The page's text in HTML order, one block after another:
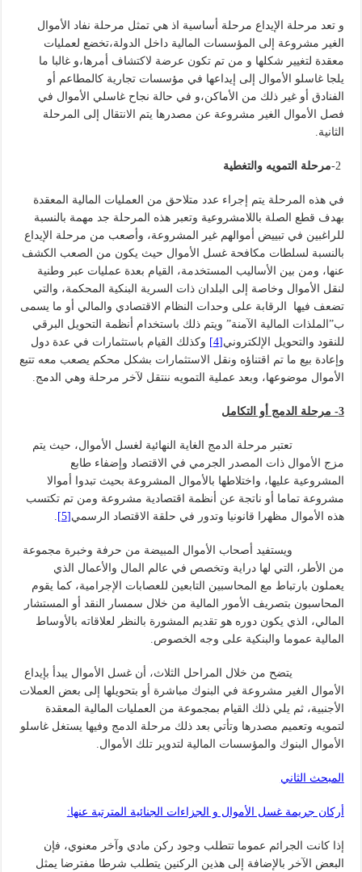
و تعد مرحلة الإيداع مرحلة أساسية اذ هي تمثل مرحلة نفاد الأموال
الغير مشروعة إلى المؤسسات المالية داخل الدولة،تخضع لعمليات
معقدة لتغيير شكلها و من تم تكون عرضة لاكتشاف أمرها،و غالبا ما
يلجا غاسلو الأموال إلى إيداعها في مؤسسات تجارية كالمطاعم أو
الفنادق أو غير ذلك من الأماكن،و في حالة نجاح غاسلي الأموال في
فصل الأموال الغير مشروعة عن مصدرها يتم الانتقال إلى المرحلة
الثانية.
2- مرحلة التمويه والتغطية
في هذه المرحلة يتم إجراء عدد متلاحق من العمليات المالية المعقدة
بهدف قطع الصلة باللامشروعية وتعبر هذه المرحلة جد مهمة بالنسبة
للراغبين في تبييض أموالهم غير المشروعة، وأصعب من مرحلة الإيداع
بالنسبة لسلطات مكافحة غسل الأموال حيث يكون من الصعب الكشف
عنها، ومن بين الأساليب المستخدمة، القيام بعدة عمليات عبر وطنية
لنقل الأموال وخاصة إلى البلدان ذات السرية البنكية المحكمة، والتي
تضعف فيها الرقابة على وحدات النظام الاقتصادي والمالي أو ما يسمى
ب”الملذات المالية الآمنة” ويتم ذلك باستخدام أنظمة التحويل البرقي
للنقود والتحويل الإلكتروني [4]
وكذلك القيام باستثمارات في عدة دول
وإعادة بيع ما تم اقتناؤه ونقل الاستثمارات بشكل محكم يصعب معه تتبع
الأموال موضوعها، وبعد عملية التمويه ننتقل لآخر مرحلة وهي الدمج.
3- مرحلة الدمج أو التكامل
تعتبر مرحلة الدمج الغاية النهائية لغسل الأموال، حيث يتم
مزج الأموال ذات المصدر الجرمي في الاقتصاد وإضفاء طابع
المشروعية عليها، واختلاطها بالأموال المشروعة بحيث تبدوا أموالا
مشروعة تماما أو ناتجة عن أنظمة اقتصادية مشروعة ومن تم تكتسب
هذه الأموال مظهرا قانونيا وتدور في حلقة الاقتصاد الرسمي [5]
.
ويستفيد أصحاب الأموال المبيضة من حرفة وخبرة مجموعة
من الأطر، التي لها دراية وتخصص في عالم المال والأعمال الذي
يعملون بارتباط مع المحاسبين التابعين للعصابات الإجرامية، كما يقوم
المحاسبون بتصريف الأمور المالية من خلال سمسار النقد أو المستشار
المالي، الذي يكون دوره هو تقديم المشورة بالنظر لعلاقاته بالأوساط
المالية عموما والبنكية على وجه الخصوص.
يتضح من خلال المراحل الثلاث، أن غسل الأموال يبدأ بإيداع
الأموال الغير مشروعة في البنوك مباشرة أو بتحويلها إلى بعض العملات
الأجنبية، ثم يلي ذلك القيام بمجموعة من العمليات المالية المعقدة
لتمويه وتعميم مصدرها وتأتي بعد ذلك مرحلة الدمج وفيها يستغل غاسلو
الأموال البنوك والمؤسسات المالية لتدوير تلك الأموال.
المبحث الثاني
أركان جريمة غسل الأموال و الجزاءات الجنائية المترتبة عنها:
إذا كانت الجرائم عموما تتطلب وجود ركن مادي وآخر معنوي، فإن
البعض الآخر بالإضافة إلى هذين الركنين يتطلب شرطا مفترضا يمثل